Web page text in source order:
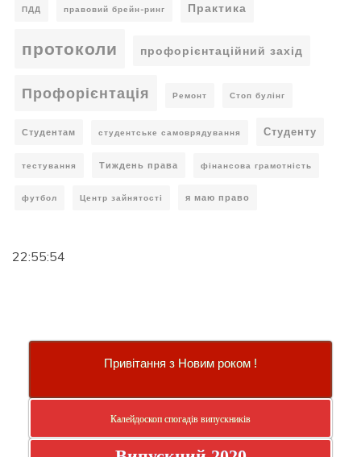
ПДД правовий брейн-ринг Практика
протоколи профорієнтаційний захід
Профорієнтація Ремонт Стоп булінг
Студентам студентське самоврядування Студенту
тестування Тиждень права фінансова грамотність
футбол Центр зайнятості я маю право
22:55:55
Привітання з Новим роком !
Калейдоскоп спогадів випускників